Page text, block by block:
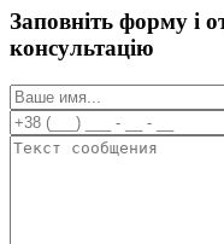
Заповніть форму і
консультацію